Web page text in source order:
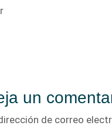
un
de correo